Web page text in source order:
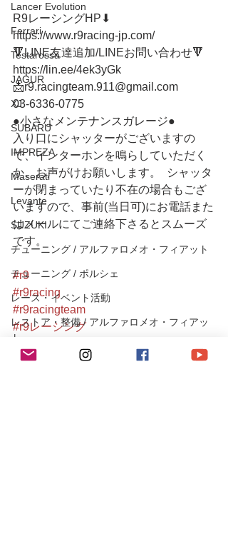
Lancer Evolution
Ferrari
Testarossa
JAGUR
XJ
SUBARU
IMPREZA
Maserati
Levante
SUZUKI
チューニング / アルファロメオ・フィアット
チューニング / ポルシェ
レース・イベント活動
レストア・整備 / アルファロメオ・フィアッ
ト
レストア・整備/ ポルシェ
R9レーシングHP⬇︎
https://www.r9racing-jp.com/
🔻LINE友達追加/LINEお問い合わせ🔻
https://lin.ee/4ek3yGk
📩r9.racingteam.911@gmail.com
03-6336-0775
●小さなメンテナンスガレージ●
入り口にシャッターがございますの
で、インターホンを鳴らしていただく
か、お声がけお願いします。  シャッタ
ーが閉まっていたり不在の場合もござ
いますので、事前(当日可)にお電話また
はメールにてご連絡下さるとスムーズ
です。
#r9
#r9racing
#r9racingteam
#r9レーシング
#ポルシェ